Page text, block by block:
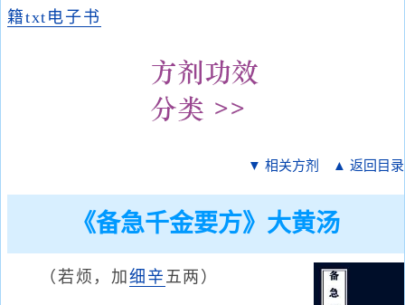
籍txt电子书
▼ 相关方剂 ▲ 返回目录
《备急千金要方》大黄汤
（若烦，加 细辛 五两）